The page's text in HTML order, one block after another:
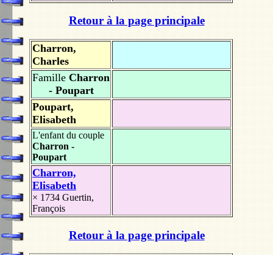
Retour à la page principale
Charron,
Charles
Famille Charron
- Poupart
Poupart,
Elisabeth
L'enfant du couple
Charron -
Poupart
Charron,
Elisabeth
× 1734 Guertin,
François
Retour à la page principale